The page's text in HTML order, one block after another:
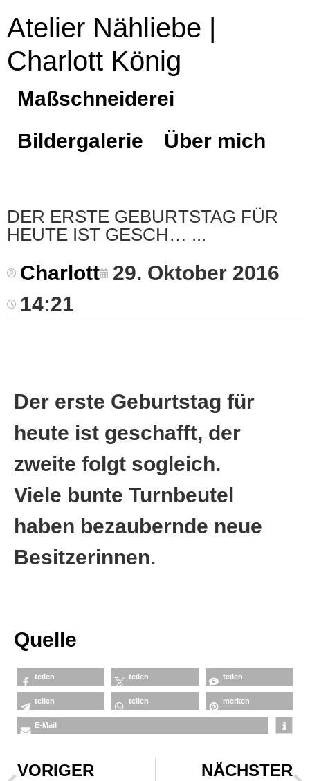
Atelier Nähliebe |
Charlott König
Maßschneiderei
Bildergalerie
Über mich
DER ERSTE GEBURTSTAG FÜR
HEUTE IST GESCH…
Charlott
29. Oktober 2016
14:21
Der erste Geburtstag für
heute ist geschafft, der
zweite folgt sogleich.
Viele bunte Turnbeutel
haben bezaubernde neue
Besitzerinnen.
Quelle
teilen teilen teilen
teilen teilen merken
E-Mail
VORIGER NÄCHSTER